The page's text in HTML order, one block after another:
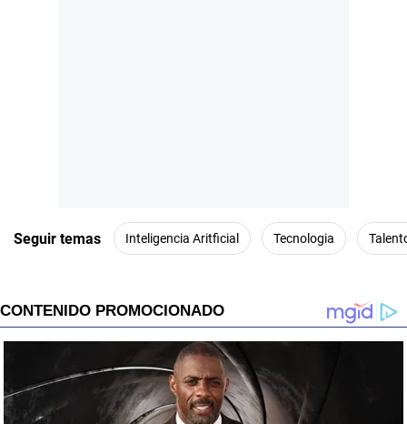
Seguir temas Inteligencia Aritficial Tecnologia